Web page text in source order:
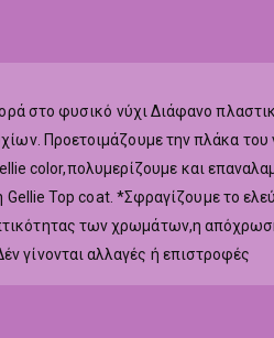
στο φυσικό νύχι Διάφανο
Προετοιμάζουμε την πλάκα
color,πολυμερίζουμε και
Top coat. *Σφραγίζουμε το
των χρωμάτων,η
γίνονται αλλαγές ή επιστροφές